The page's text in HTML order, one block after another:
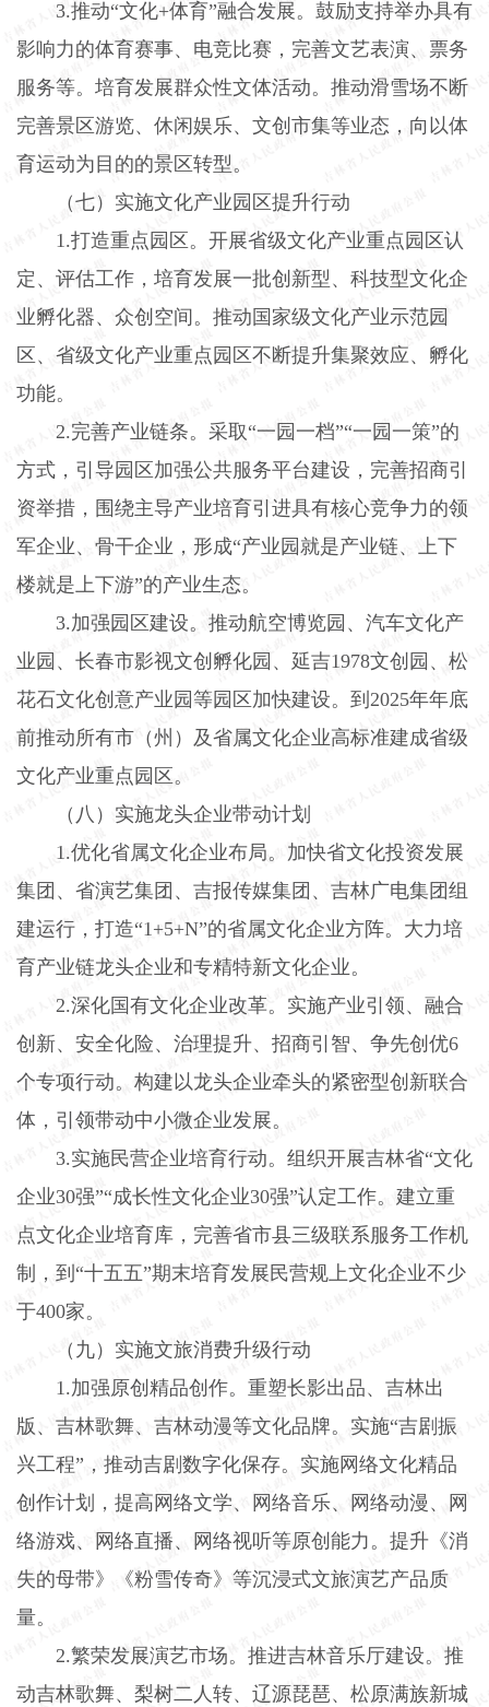
3.推动“文化+体育”融合发展。鼓励支持举办具有
影响力的体育赛事、电竞比赛，完善文艺表演、票务
服务等。培育发展群众性文体活动。推动滑雪场不断
完善景区游览、休闲娱乐、文创市集等业态，向以体
育运动为目的的景区转型。
（七）实施文化产业园区提升行动
1.打造重点园区。开展省级文化产业重点园区认
定、评估工作，培育发展一批创新型、科技型文化企
业孵化器、众创空间。推动国家级文化产业示范园
区、省级文化产业重点园区不断提升集聚效应、孵化
功能。
2.完善产业链条。采取“一园一档”“一园一策”的
方式，引导园区加强公共服务平台建设，完善招商引
资举措，围绕主导产业培育引进具有核心竞争力的领
军企业、骨干企业，形成“产业园就是产业链、上下
楼就是上下游”的产业生态。
3.加强园区建设。推动航空博览园、汽车文化产
业园、长春市影视文创孵化园、延吉1978文创园、松
花石文化创意产业园等园区加快建设。到 2025年年底
前推动所有市（州）及省属文化企业高标准建成省级
文化产业重点园区。
（八）实施龙头企业带动计划
1.优化省属文化企业布局。加快省文化投资发展
集团、省演艺集团、吉报传媒集团、吉林广电集团组
建运行，打造“1+5+N”的省属文化企业方阵。大力培
育产业链龙头企业和专精特新文化企业。
2.深化国有文化企业改革。实施产业引领、融合
创新、安全化险、治理提升、招商引智、争先创优6
个专项行动。构建以龙头企业牵头的紧密型创新联合
体，引领带动中小微企业发展。
3.实施民营企业培育行动。组织开展吉林省“文化
企业30强”“成长性文化企业30强”认定工作。建立重
点文化企业培育库，完善省市县三级联系服务工作机
制，到“十五五”期末培育发展民营规上文化企业不少
于400家。
（九）实施文旅消费升级行动
1.加强原创精品创作。重塑长影出品、吉林出
版、吉林歌舞、吉林动漫等文化品牌。实施“吉剧振
兴工程”，推动吉剧数字化保存。实施网络文化精品
创作计划，提高网络文学、网络音乐、网络动漫、网
络游戏、网络直播、网络视听等原创能力。提升《消
失的母带》《粉雪传奇》等沉浸式文旅演艺产品质
量。
2.繁荣发展演艺市场。推进吉林音乐厅建设。推
动吉林歌舞、梨树二人转、辽源琵琶、松原满族新城